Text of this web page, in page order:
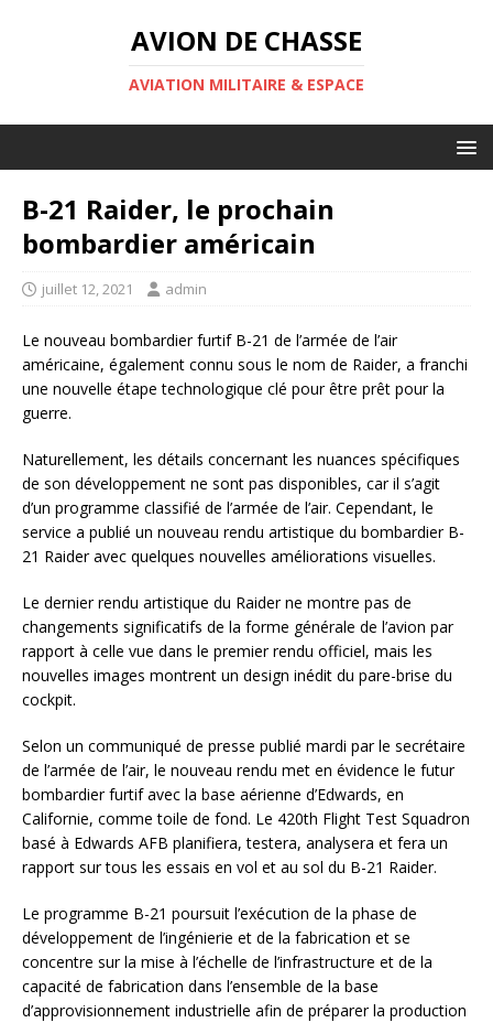
AVION DE CHASSE
AVIATION MILITAIRE & ESPACE
B-21 Raider, le prochain
bombardier américain
juillet 12, 2021 admin
Le nouveau bombardier furtif B-21 de l’armée de l’air
américaine, également connu sous le nom de Raider, a franchi
une nouvelle étape technologique clé pour être prêt pour la
guerre.
Naturellement, les détails concernant les nuances spécifiques
de son développement ne sont pas disponibles, car il s’agit
d’un programme classifié de l’armée de l’air. Cependant, le
service a publié un nouveau rendu artistique du bombardier B-
21 Raider avec quelques nouvelles améliorations visuelles.
Le dernier rendu artistique du Raider ne montre pas de
changements significatifs de la forme générale de l’avion par
rapport à celle vue dans le premier rendu officiel, mais les
nouvelles images montrent un design inédit du pare-brise du
cockpit.
Selon un communiqué de presse publié mardi par le secrétaire
de l’armée de l’air, le nouveau rendu met en évidence le futur
bombardier furtif avec la base aérienne d’Edwards, en
Californie, comme toile de fond. Le 420th Flight Test Squadron
basé à Edwards AFB planifiera, testera, analysera et fera un
rapport sur tous les essais en vol et au sol du B-21 Raider.
Le programme B-21 poursuit l’exécution de la phase de
développement de l’ingénierie et de la fabrication et se
concentre sur la mise à l’échelle de l’infrastructure et de la
capacité de fabrication dans l’ensemble de la base
d’approvisionnement industrielle afin de préparer la production